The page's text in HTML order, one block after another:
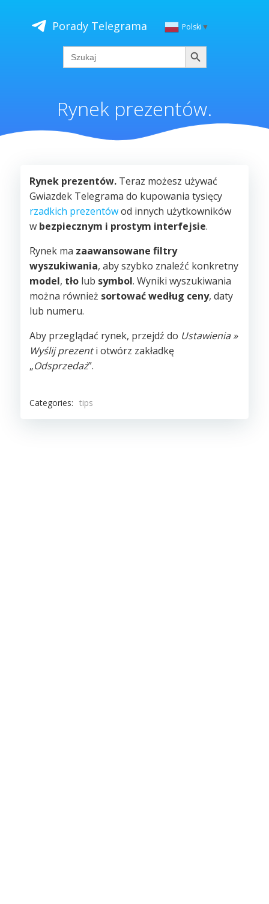
to
content
Porady Telegrama Polski▼
Search
for:
Szukaj
Rynek prezentów.
Rynek prezentów. Teraz możesz używać
Gwiazdek Telegrama do kupowania tysięcy
rzadkich prezentówod innych użytkowników
w bezpiecznym i prostym interfejsie.
Rynek ma zaawansowane filtry
wyszukiwania, aby szybko znaleźć konkretny
model, tło lub symbol. Wyniki wyszukiwania
można również sortować według ceny, daty
lub numeru.
Aby przeglądać rynek, przejdź do Ustawienia »
Wyślij prezenti otwórz zakładkę
„Odsprzedaż”.
Categories: tips